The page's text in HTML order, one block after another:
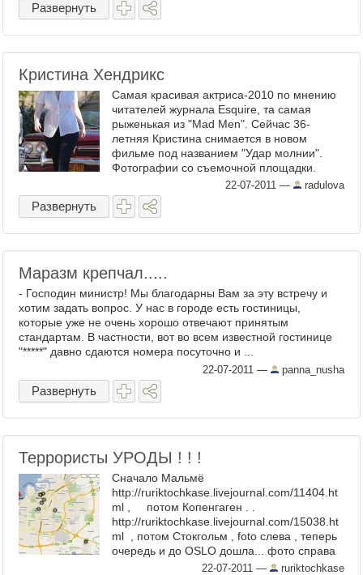
Развернуть
Кристина Хендрикс
Самая красивая актриса-2010 по мнению
читателей журнала Esquire, та самая
рыженькая из "Mad Men". Сейчас 36-
летняя Кристина снимается в новом
фильме под названием "Удар молнии".
Фотографии со съемочной площадки.
Переоделась между дублями. А это ...
22-07-2011 — radulova
Развернуть
Маразм крепчал.....
- Господин министр! Мы благодарны Вам за эту встречу и
хотим задать вопрос. У нас в городе есть гостиницы,
которые уже не очень хорошо отвечают принятым
стандартам. В частности, вот во всем известной гостинице
"*****" давно сдаются номера посуточно и ...
22-07-2011 — panna_nusha
Развернуть
Террористы УРОДЫ ! ! !
Сначало Мальмё
http://ruriktochkase.livejournal.com/11404.ht
ml , потом Копенгаген . .
http://ruriktochkase.livejournal.com/15038.ht
ml , потом Стокгольм , foto слева , теперь
очередь и до OSLO дошла... фото справа
Не устаёшь задаватся вопросом... ...
22-07-2011 — ruriktochkase